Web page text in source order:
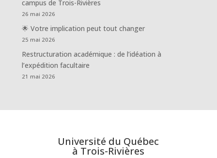
campus de Trois-Rivières
26 mai 2026
🌟 Votre implication peut tout changer
25 mai 2026
Restructuration académique : de l’idéation à
l’expédition facultaire
21 mai 2026
Université du Québec
à Trois-Rivières